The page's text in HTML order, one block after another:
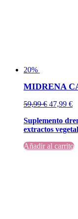
20%
MIDRENA
El
original
era:
59,99€El
actual
es:
47,99 €
Suplemento
extractos
Añadir al carrito